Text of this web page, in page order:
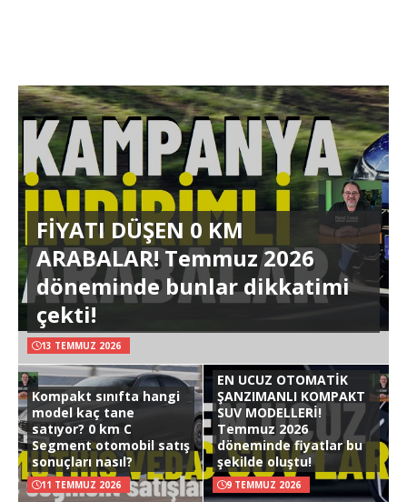
FİYATI DÜŞEN 0 KM
ARABALAR! Temmuz 2026
döneminde bunlar dikkatimi
çekti!
13 TEMMUZ 2026
Kompakt sınıfta hangi
model kaç tane
satıyor? 0 km C
Segment otomobil satış
sonuçları nasıl?
11 TEMMUZ 2026
EN UCUZ OTOMATİK
ŞANZIMANLI KOMPAKT
SUV MODELLERİ!
Temmuz 2026
döneminde fiyatlar bu
şekilde oluştu!
9 TEMMUZ 2026